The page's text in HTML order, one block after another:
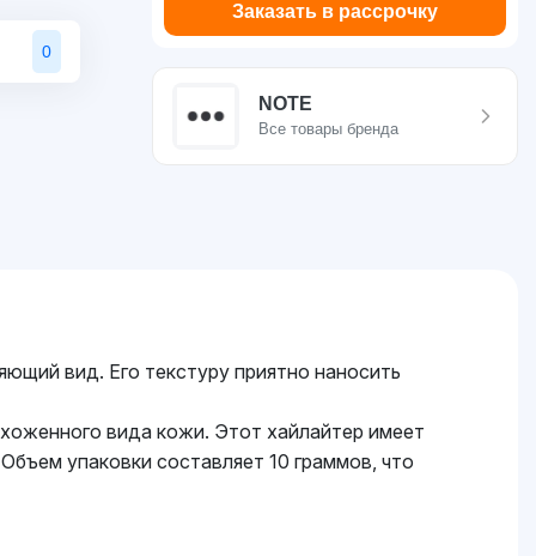
0
Заказать в рассрочку
NOTE
Все товары бренда
вид. Его текстуру приятно наносить
вида кожи. Этот хайлайтер имеет
упаковки составляет 10 граммов, что